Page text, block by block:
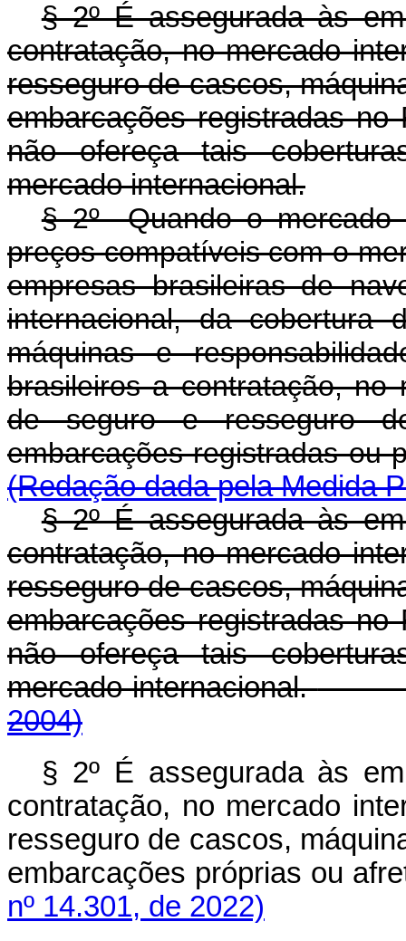
§ 2º É assegurada às
contratação, no mercado
resseguro de cascos,
embarcações registradas
não ofereça tais
mercado internacional.
§ 2º Quando o mercado
preços compatíveis com o
empresas brasileiras de
internacional, da cobertura
máquinas e
brasileiros a contratação, no
de seguro e resseguro
embarcações registradas ou
(Redação dada pela Medida
§ 2º É assegurada às
contratação, no mercado
resseguro de cascos,
embarcações registradas
não ofereça tais
mercado internacional.
2004)
§ 2º É assegurada às
contratação, no mercado
resseguro de cascos,
embarcações próprias
nº 14.301, de 2022)